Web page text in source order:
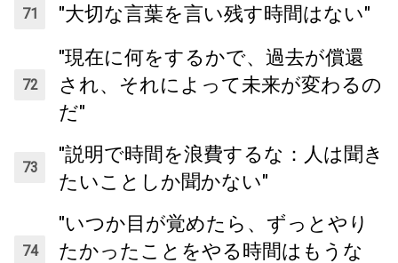
"大切な言葉を言い残す時間はない"
"現在に何をするかで、過去が償還
され、それによって未来が変わるの
だ"
"説明で時間を浪費するな：人は聞き
たいことしか聞かない"
"いつか目が覚めたら、ずっとやり
たかったことをやる時間はもうな